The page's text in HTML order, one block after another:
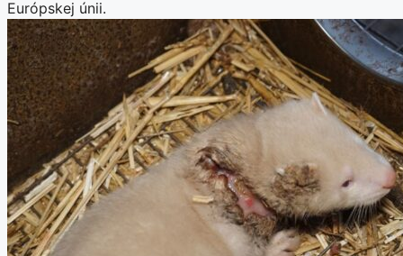
Európskej únii.